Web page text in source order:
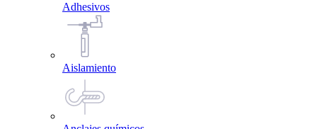
Adhesivos
Aislamiento